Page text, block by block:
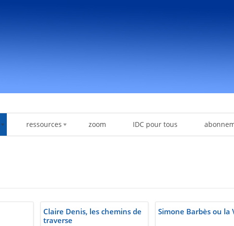
ressources zoom IDC pour tous
Claire Denis, les chemins de
traverse
Simone Barbès ou la